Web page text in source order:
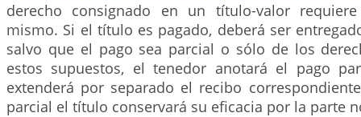
derecho consignado en un título-valor
mismo. Si el título es pagado, deberá ser
salvo que el pago sea parcial o sólo de los
estos supuestos, el tenedor anotará el pago
extenderá por separado el recibo
parcial el título conservará su eficacia por la parte